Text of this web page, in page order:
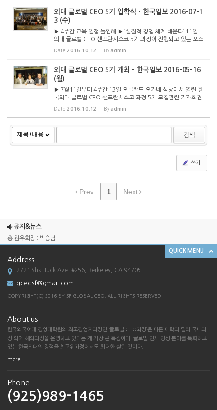
외대 글로벌 CEO 5기 입학식 - 한국일보 2016-07-1
3 (수)
▶ 4주간 교육 일정 돌입해 ▶ ‘실질적 경영 체계 배운다’ 11일
외대 글로벌 CEO 샌프란시스코 5기 과정이 진행되고 있는 포스
터시티 플라자 호텔에서 입학식이 열리고 있다. [사진 외대 글로
벌 CEO SF 운영위원회] 북가주 한인 경영 리더를 배출하...
Date 2016.10.12 By admin
외대 글로벌 CEO 5기 개최 - 한국일보 2016-05-16
(월)
▶ 7월11일부터 4주간 13일 오클랜드 오가네 식당에서 열린 한
국외대 글로벌 CEO 샌프란시스코 과정 5기 모집관련 기자회견
에 참석한 곽태길 외대 총동문회장, 오미자 외대 총원우회장, 강
승구 외대 글로벌 CEO SF 운영위원장(왼쪽부터) 북가주 한인
Date 2016.10.12 By admin
검색
쓰기
Prev 1 Next
공지&뉴스
2024 송년회
총 원우회장 : 박승남 ...
2025 송년회
2024 송년회
[한국외대 경영대학원 G-CEO SF총원우회 송...
QUICK MENU
Address
2721 Shattuck Ave. #256, Berkeley, CA 94705
gceosf@gmail.com
COPYRIGHT(C) 2016 BY SF GLOBAL CEO. ALL RIGHTS RESERVED.
About us
한국외국어대 경영대학원의 최고경영자과정인 ‘글로벌 CEO과정’은 다른 대학과 달리 국내과
정 외에 해외과정을 운영하고 있다는 게 가장 큰 특징이다. 글로벌 인재 양성 분야를 특화하고
있는 한국외대의 강점을 최고위과정에서도 최대한 살린 것이다.
more...
Phone
(925)989-1465